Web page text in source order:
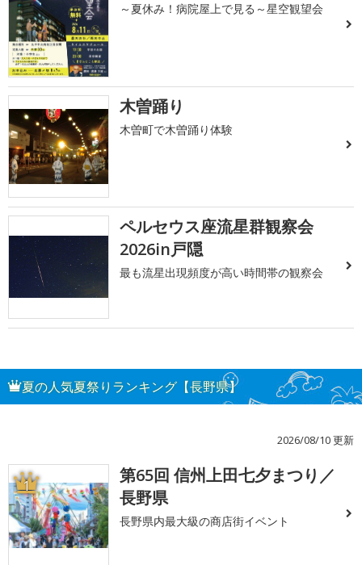
～夏休み！病院屋上で見る～星空観望会
木曽踊り
木曽町で木曽踊り体験
ペルセウス座流星群観察会
2026in戸隠
最も流星出現頻度が高い時間帯の観察会
夏の人気夏祭りランキング【長野県】
2026/08/10 更新
1
第65回 信州上田七夕まつり／
長野県
長野県内最大級の商店街イベント